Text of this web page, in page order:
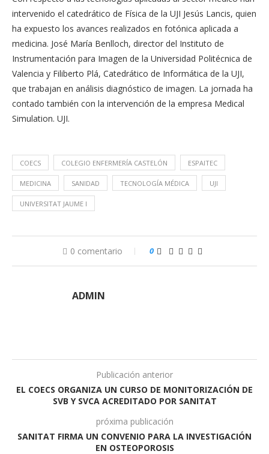
intervenido el catedrático de Física de la UJI Jesús Lancis, quien
ha expuesto los avances realizados en fotónica aplicada a
medicina. José María Benlloch, director del Instituto de
Instrumentación para Imagen de la Universidad Politécnica de
Valencia y Filiberto Plá, Catedrático de Informática de la UJI,
que trabajan en análisis diagnóstico de imagen. La jornada ha
contado también con la intervención de la empresa Medical
Simulation. UJI.
COECS COLEGIO ENFERMERÍA CASTELÓN ESPAITEC
MEDICINA SANIDAD TECNOLOGÍA MÉDICA UJI
UNIVERSITAT JAUME I
0 comentario 0
ADMIN
Publicación anterior
EL COECS ORGANIZA UN CURSO DE MONITORIZACIÓN DE
SVB Y SVCA ACREDITADO POR SANITAT
próxima publicación
SANITAT FIRMA UN CONVENIO PARA LA INVESTIGACIÓN
EN OSTEOPOROSIS